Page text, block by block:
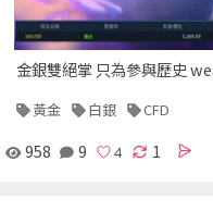
金銀雙絕掌 只為參與歷史
黃金 白銀 CFD
958 9 1